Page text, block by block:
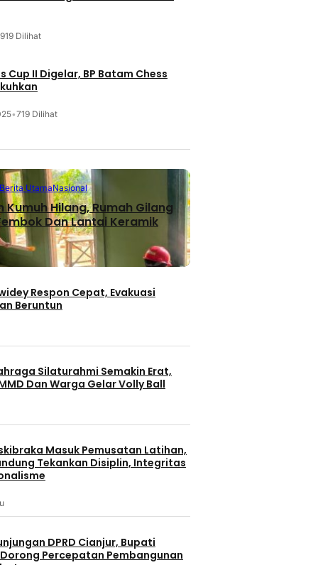
919 Dilihat
Cup II Digelar, BP Batam Chess
•719 Dilihat
UtamaNasional
Kumuh Hilang, Rumah Gilang
Dan Lantai Keramik
Respon Cepat, Evakuasi
Beruntun
Silaturahmi Semakin Erat,
Dan Warga Gelar Volly Ball
Masuk Pemusatan Latihan,
Tekankan Disiplin, Integritas
DPRD Cianjur, Bupati
Percepatan Pembangunan